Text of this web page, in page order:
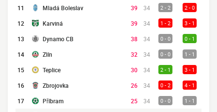
11 Mladá Boleslav 39 34 2 - 2 2 - 0
12 Karviná 39 34 1 - 2 3 - 1
13 Dynamo CB 38 34 0 - 0 0 - 1
14 Zlín 32 34 0 - 0 1 - 1
15 Teplice 30 34 2 - 1 3 - 1
16 Zbrojovka 26 34 0 - 2 4 - 1
17 Příbram 25 34 0 - 0 1 - 1